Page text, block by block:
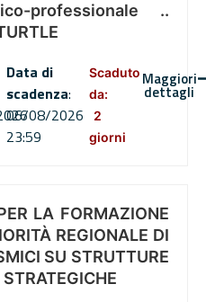
professionale ..
Data di
scadenza:
06/08/2026
23:59
Scaduto
da:
2
giorni
Maggiori
dettagli
LA FORMAZIONE
REGIONALE DI
SU STRUTTURE